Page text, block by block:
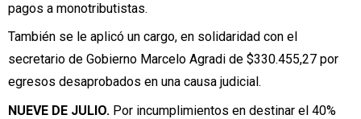
pagos a monotributistas.
También se le aplicó un cargo, en solidaridad con el
secretario de Gobierno Marcelo Agradi de $330.455,27 por
egresos desaprobados en una causa judicial.
NUEVE DE JULIO. Por incumplimientos en destinar el 40%